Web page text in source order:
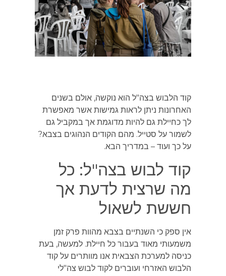
קוד הלבוש בצה"ל הוא נוקשה, אולם בשנים
האחרונות ניתן לראות גמישות אשר מאפשרת
לך כחיילת גם להיות מדוגמת אך במקביל גם
לשמור על סטייל. מהם הקודים הנהוגים בצבא?
על כך ועוד – במדריך הבא.
קוד לבוש בצה"ל: כל
מה שרצית לדעת אך
חששת לשאול
אין ספק כי השנתיים בצבא מהוות פרק זמן
משמעותי מאוד בעבור כל חיילת. למעשה, בעת
כניסה למערכת הצבאית אנו מוותרים על קוד
הלבוש האזרחי ועוברים לקוד לבוש צה"לי